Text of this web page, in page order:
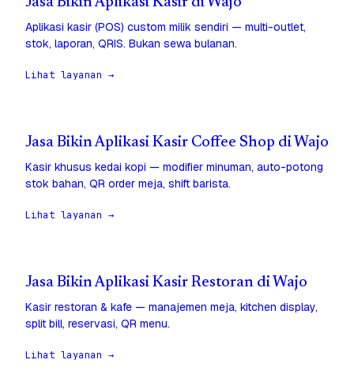
Aplikasi kasir (POS) custom milik sendiri — multi-outlet,
stok, laporan, QRIS. Bukan sewa bulanan.
Lihat layanan →
Jasa Bikin Aplikasi Kasir Coffee Shop di Wajo
Kasir khusus kedai kopi — modifier minuman, auto-potong
stok bahan, QR order meja, shift barista.
Lihat layanan →
Jasa Bikin Aplikasi Kasir Restoran di Wajo
Kasir restoran & kafe — manajemen meja, kitchen display,
split bill, reservasi, QR menu.
Lihat layanan →